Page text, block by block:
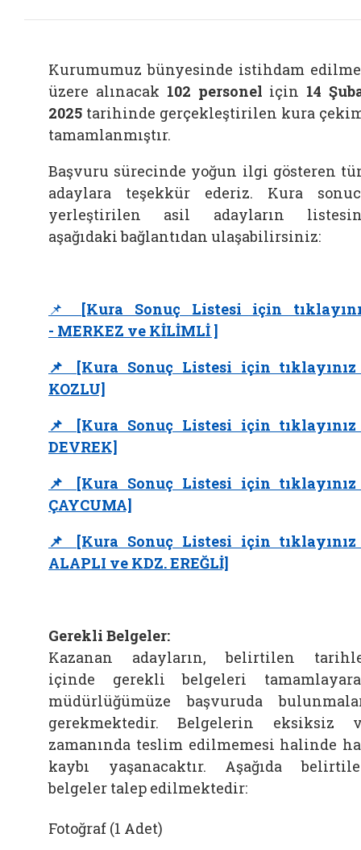
Kurumumuz bünyesinde istihdam
üzere alınacak 102 personel için 14
2025 tarihinde gerçekleştirilen kura
tamamlanmıştır.
Başvuru sürecinde yoğun ilgi gösteren
adaylara teşekkür ederiz. Kura
yerleştirilen asil adayların
aşağıdaki bağlantıdan ulaşabilirsiniz:
📌 [Kura Sonuç Listesi için
- MERKEZ ve KİLİMLİ ]
📌 [Kura Sonuç Listesi için
KOZLU]
📌 [Kura Sonuç Listesi için
DEVREK]
📌 [Kura Sonuç Listesi için
ÇAYCUMA]
📌 [Kura Sonuç Listesi için
ALAPLI ve KDZ. EREĞLİ]
Gerekli Belgeler:
Kazanan adayların, belirtilen
içinde gerekli belgeleri
müdürlüğümüze başvuruda
gerekmektedir. Belgelerin eksiksiz
zamanında teslim edilmemesi halinde
kaybı yaşanacaktır. Aşağıda
belgeler talep edilmektedir:
Fotoğraf (1 Adet)